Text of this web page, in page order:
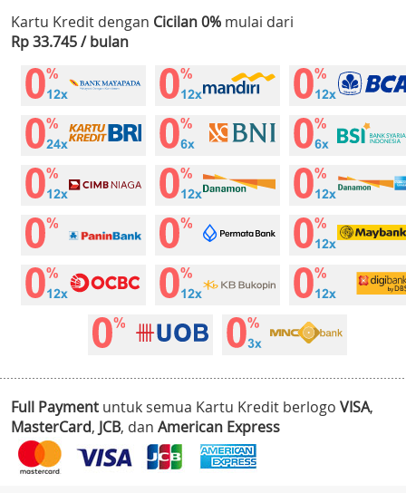
Kartu Kredit dengan Cicilan 0% mulai dari
Rp 33.745 / bulan
Full Payment untuk semua Kartu Kredit berlogo VISA,
MasterCard, JCB, dan American Express